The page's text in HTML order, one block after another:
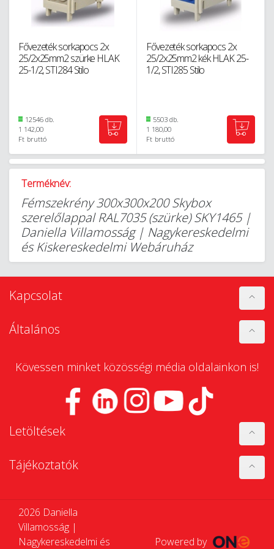
Fővezeték sorkapocs 2x
25/2x25mm2 szürke HLAK
25-1/2, STI284 Stilo
12546 db.
1 142,00
Ft bruttó
Fővezeték sorkapocs 2x
25/2x25mm2 kék HLAK 25-
1/2, STI285 Stilo
5503 db.
1 180,00
Ft bruttó
Terméknév:
Fémszekrény 300x300x200 Skybox
szerelőlappal RAL7035 (szürke) SKY1465 |
Daniella Villamosság | Nagykereskedelmi
és Kiskereskedelmi Webáruház
Kapcsolat
Általános
Kövessen minket közösségi média oldalainkon is!
Letöltések
Tájékoztatók
2026 Daniella
Villamosság |
Nagykereskedelmi és
Powered by